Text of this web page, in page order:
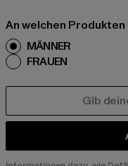
An welchen
MÄNNER
FRAUEN